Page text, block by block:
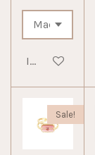
In
Sale!